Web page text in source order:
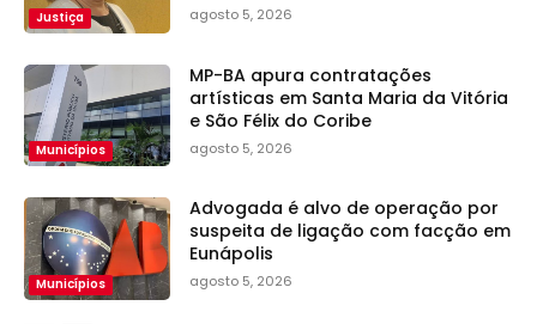
Justiça agosto 5, 2026
Municípios
MP-BA apura contratações
artísticas em Santa Maria da Vitória
e São Félix do Coribe
agosto 5, 2026
Municípios
Advogada é alvo de operação por
suspeita de ligação com facção em
Eunápolis
agosto 5, 2026